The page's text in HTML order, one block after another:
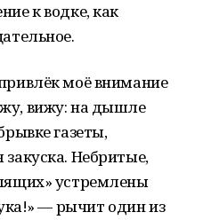
к водке, как
моё внимание
вижу: на дышле
газеты,
Небритые,
устремлены
— рычит один из